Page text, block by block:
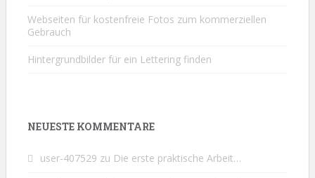
Webseiten für kostenfreie Fotos zum kommerziellen
Gebrauch
Hintergrundbilder für ein Lettering finden
NEUESTE KOMMENTARE
user-407529 zu Die erste praktische Arbeit…